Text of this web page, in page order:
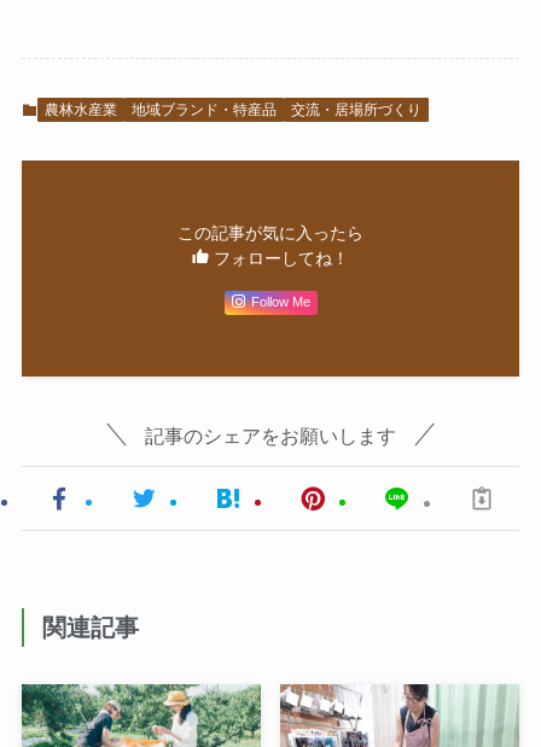
農林水産業 地域ブランド・特産品 交流・居場所づくり
この記事が気に入ったら
フォローしてね！
Follow Me
記事のシェアをお願いします
関連記事